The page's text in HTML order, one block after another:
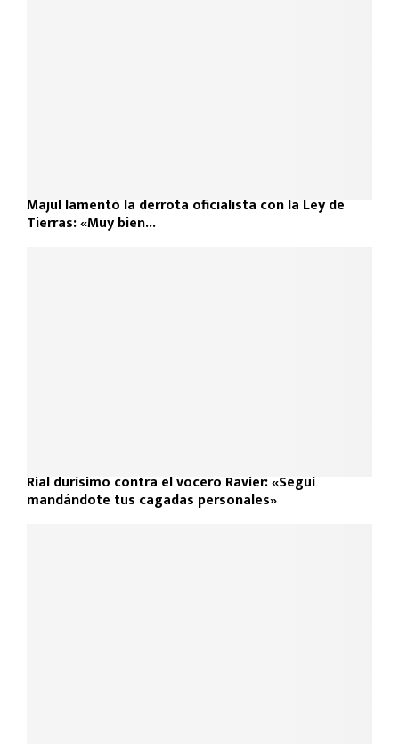
Majul lamentó la derrota oficialista con la Ley de
Tierras: «Muy bien...
Rial durísimo contra el vocero Ravier: «Seguí
mandándote tus cagadas personales»